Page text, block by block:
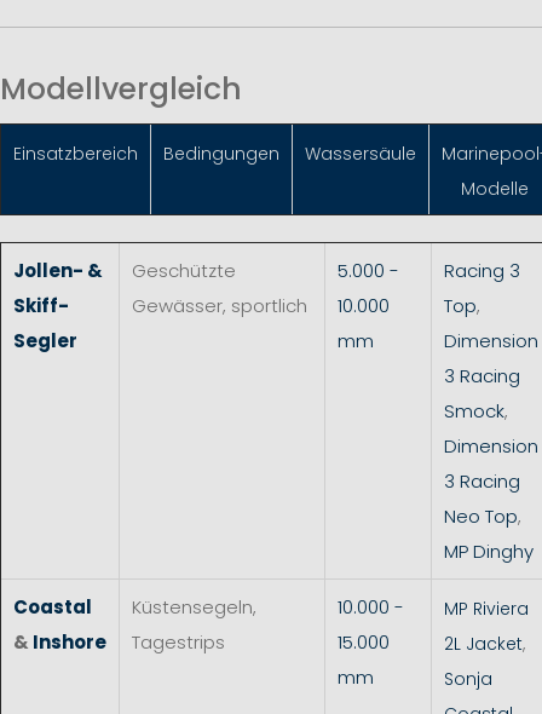
Modellvergleich
Einsatzbereich Bedingungen Wassersäule
Modelle
Jollen- &
Skiff-
Segler
Geschützte
Gewässer, sportlich
5.000 -
10.000
mm
Racing 3
Top,
Dimension
3 Racing
Smock,
Dimension
3 Racing
Neo Top,
MP Dinghy
Coastal
& Inshore
Küstensegeln,
Tagestrips
10.000 -
15.000
mm
MP Riviera
2L Jacket,
Sonja